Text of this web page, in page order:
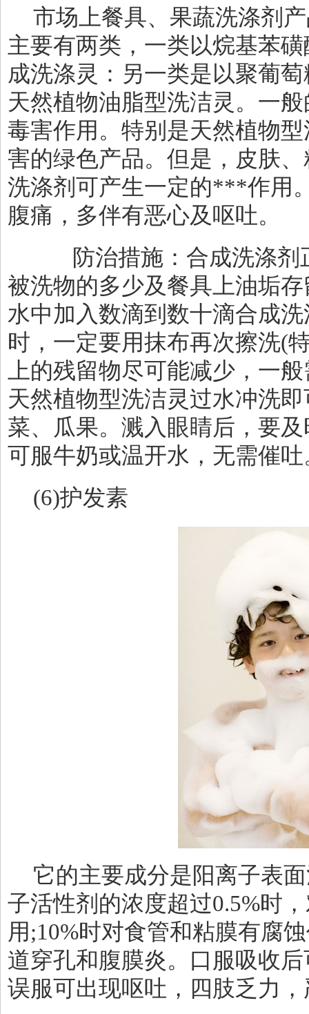
市场上餐具、果蔬洗涤剂
主要有两类，一类以烷基苯
成洗涤灵：另一类是以聚葡
天然植物油脂型洗洁灵。一
毒害作用。特别是天然植物
害的绿色产品。但是，皮肤
洗涤剂可产生一定的***作用
腹痛，多伴有恶心及呕吐。
防治措施：合成洗涤剂
被洗物的多少及餐具上油垢
水中加入数滴到数十滴合成
时，一定要用抹布再次擦洗(
上的残留物尽可能减少，一
天然植物型洗洁灵过水冲洗
菜、瓜果。溅入眼睛后，要
可服牛奶或温开水，无需催吐
(6)护发素
它的主要成分是阳离子表
子活性剂的浓度超过0.5%时
用 ;10%时对食管和粘膜有腐
道穿孔和腹膜炎。口服吸收
误服可出现呕吐，四肢乏力